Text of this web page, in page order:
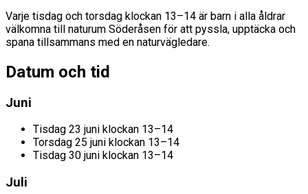
Varje tisdag och torsdag klockan 13–14 är barn i alla åldrar
välkomna till naturum Söderåsen för att pyssla, upptäcka och
spana tillsammans med en naturvägledare.
Datum och tid
Juni
Tisdag 23 juni klockan 13–14
Torsdag 25 juni klockan 13–14
Tisdag 30 juni klockan 13–14
Juli